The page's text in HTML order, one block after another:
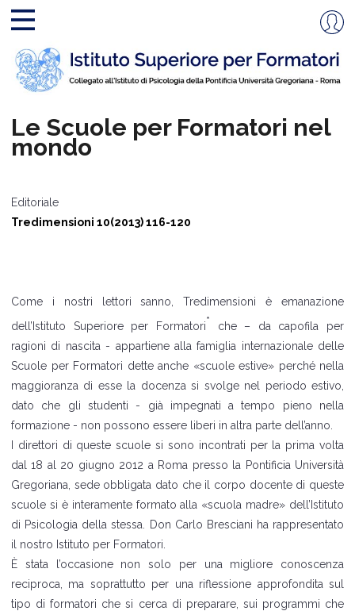
Le Scuole per Formatori nel
mondo
Editoriale
Tredimensioni 10(2013) 116-120
Come i nostri lettori sanno, Tredimensioni è emanazione
dell’Istituto Superiore per Formatori* che – da capofila per
ragioni di nascita - appartiene alla famiglia internazionale delle
Scuole per Formatori dette anche «scuole estive» perché nella
maggioranza di esse la docenza si svolge nel periodo estivo,
dato che gli studenti - già impegnati a tempo pieno nella
formazione - non possono essere liberi in altra parte dell’anno.
I direttori di queste scuole si sono incontrati per la prima volta
dal 18 al 20 giugno 2012 a Roma presso la Pontificia Università
Gregoriana, sede obbligata dato che il corpo docente di queste
scuole si è interamente formato alla «scuola madre» dell’Istituto
di Psicologia della stessa. Don Carlo Bresciani ha rappresentato
il nostro Istituto per Formatori.
È stata l’occasione non solo per una migliore conoscenza
reciproca, ma soprattutto per una riflessione approfondita sul
tipo di formatori che si cerca di preparare, sui programmi che